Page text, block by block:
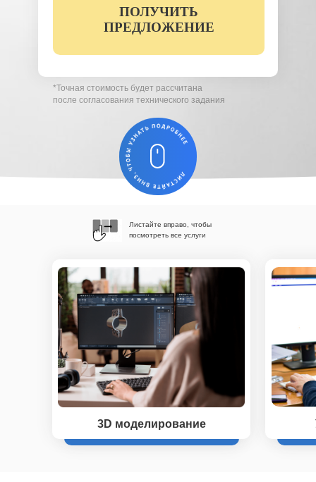
*Точная стоимость будет рассчитана
после согласования технического задания
Вы соглашаетесь с условиями обработки
персональных данных (ознакомиться)
ПОЛУЧИТЬ
ПРЕДЛОЖЕНИЕ
3D моделирование
Листайте вправо, чтобы
посмотреть все услуги